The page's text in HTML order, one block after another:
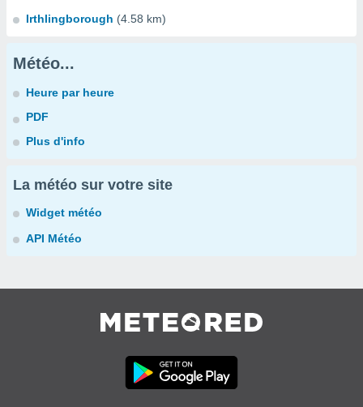
Irthlingborough (4.58 km)
Météo...
Heure par heure
PDF
Plus d'info
La météo sur votre site
Widget météo
API Météo